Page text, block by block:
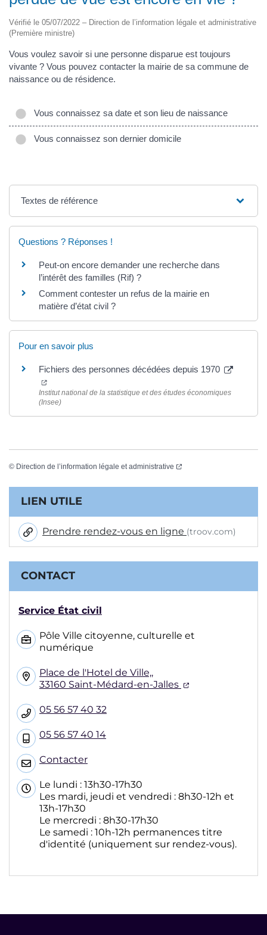
Vérifié le 05/07/2022 – Direction de l’information légale et administrative
(Première ministre)
Vous voulez savoir si une personne disparue est toujours
vivante ? Vous pouvez contacter la mairie de sa commune de
naissance ou de résidence.
Vous connaissez sa date et son lieu de naissance
Vous connaissez son dernier domicile
Textes de référence
Questions ? Réponses !
Peut-on encore demander une recherche dans
l’intérêt des familles (Rif) ?
Comment contester un refus de la mairie en
matière d’état civil ?
Pour en savoir plus
Fichiers des personnes décédées depuis 1970
(ouverture dans un nouvel onglet)
Institut national de la statistique et des études économiques
(Insee)
© Direction de l’information légale et administrative (ouverture dans un
Informations complémentaires
LIEN UTILE
Prendre rendez-vous en ligne (troov.com)
CONTACT
Service État civil
Pôle Ville citoyenne, culturelle et
numérique
Place de l'Hotel de Ville,,
33160 Saint-Médard-en-Jalles
(ouverture
05 56 57 40 32
05 56 57 40 14
Contacter
Le lundi : 13h30-17h30
Les mardi, jeudi et vendredi : 8h30-12h et
13h-17h30
Le mercredi : 8h30-17h30
Le samedi : 10h-12h permanences titre
d'identité (uniquement sur rendez-vous).